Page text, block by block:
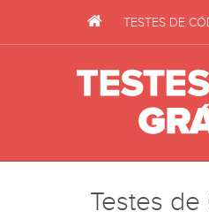
TESTES DE
Testes